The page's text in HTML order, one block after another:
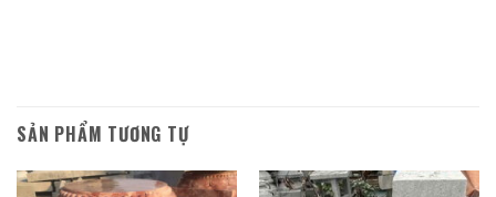
SẢN PHẨM TƯƠNG TỰ